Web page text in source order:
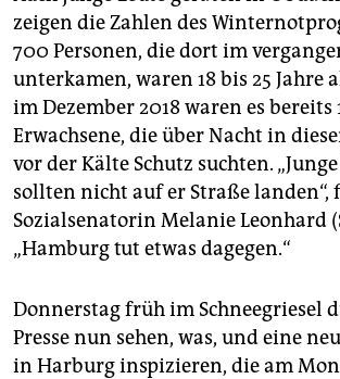
abo
genossenschaft
epaper login
zeigen die Zahlen des
700 Personen, die dort im
unterkamen, waren 18 bis 25 Jahre
im Dezember 2018 waren es bereits
Erwachsene, die über Nacht in
vor der Kälte Schutz suchten.
sollten nicht auf er Straße landen“,
Sozialsenatorin Melanie Leonhard
„Hamburg tut etwas dagegen.“
Donnerstag früh im Schneegriesel
Presse nun sehen, was, und eine
in Harburg inspizieren, die am